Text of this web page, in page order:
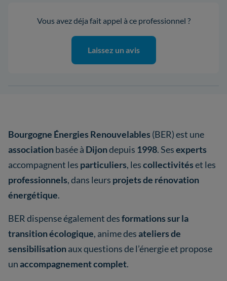
Vous avez déja fait appel à ce professionnel ?
Laissez un avis
Bourgogne Énergies Renouvelables (BER) est une
associationbasée à Dijondepuis 1998. Sesexperts
accompagnent les particuliers, lescollectivitéset les
professionnels, dans leurs projets de rénovation
énergétique.
BER dispense également desformations sur la
transition écologique, anime desateliers de
sensibilisationaux questions de l’énergie et propose
unaccompagnement complet.